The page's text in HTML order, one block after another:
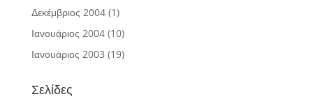
Δεκέμβριος 2004(1)
Ιανουάριος 2004(10)
Ιανουάριος 2003 (19)
Σελίδες